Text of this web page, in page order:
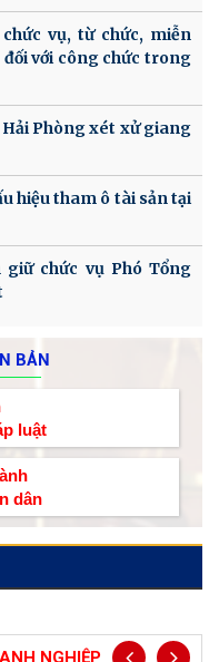
vụ, từ chức, miễn
với công chức trong
Hải Phòng xét xử giang
hiệu tham ô tài sản tại
chức vụ Phó Tổng
BẢN
luật
dân
NGHIỆP